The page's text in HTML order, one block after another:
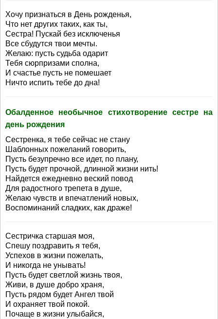
Хочу признаться в День рожденья,
Что нет других таких, как ты,
Сестра! Пускай без исключенья
Все сбудутся твои мечты.
Желаю: пусть судьба одарит
Тебя сюрпризами сполна,
И счастье пусть не помешает
Ничто испить тебе до дна!
Обалденное необычное стихотворение сестре на
день рождения
Сестренка, я тебе сейчас не стану
Шаблонных пожеланий говорить,
Пусть безупречно все идет, по плану,
Пусть будет прочной, длинной жизни нить!
Найдется ежедневно веский повод
Для радостного трепета в душе,
Желаю чувств и впечатлений новых,
Воспоминаний сладких, как драже!
Сестричка старшая моя,
Спешу поздравить я тебя,
Успехов в жизни пожелать,
И никогда не унывать!
Пусть будет светлой жизнь твоя,
Живи, в душе добро храня,
Пусть рядом будет Ангел твой
И охраняет твой покой.
Почаще в жизни улыбайся,